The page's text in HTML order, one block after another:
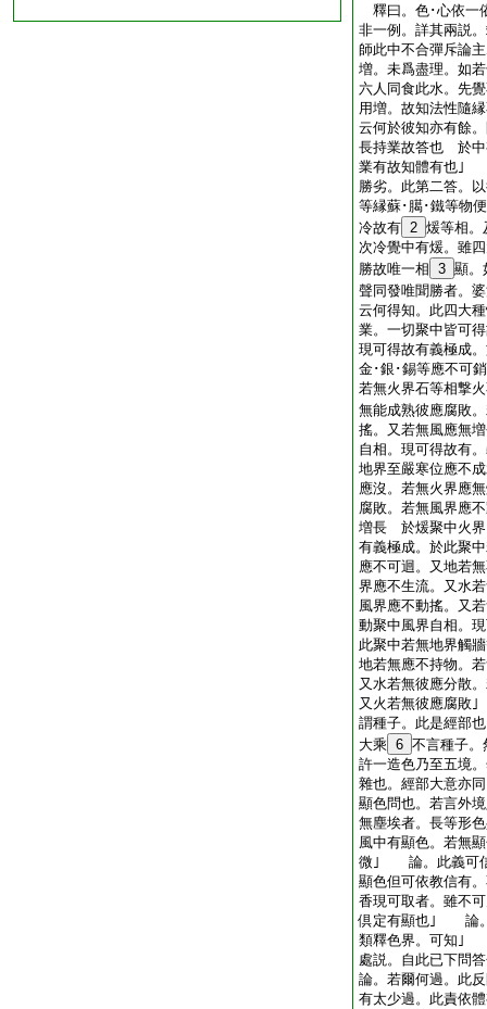
釋曰。色･心依一
非一例。詳其兩説
師此中不合彈斥論
増。未爲盡理。如
六人同食此水。先
用増。故知法性
云何於彼知亦有
長持業故答也 於中
業有故知體有也｣
勝劣。此第二答。
等縁蘇･臈･鐵等物
冷故有 2 煖等相。
次冷覺中有煖。雖
勝故唯一相 3 顯。
聲同發唯聞勝者。
云何得知。此四大
業。一切聚中皆可
現可得故有義極成
金･銀･錫等應不可
若無火界石等相撃
無能成熟彼應腐敗
搖。又若無風應無
自相。現可得故有
地界至嚴寒位應不
應沒。若無火界應
腐敗。若無風界應
増長 於煖聚中火
有義極成。於此聚
應不可迴。又地若
界應不生流。又水
風界應不動搖。又
動聚中風界自相。
此聚中若無地界觸
地若無應不持物。
又水若無彼應分散
又火若無彼應腐
謂種子。此是經部
大乘 6 不言種子。
許一造色乃至五境
雜也。經部大意
顯色問也。若言外
無塵埃者。長等形
風中有顯色。若無
微｣ 論。此義可信
顯色但可依教信有
香現可取者。雖不
倶定有顯也｣ 論。
類釋色界。可知｣
處説。自此已下問
論。若爾何過。
有太少過。此責